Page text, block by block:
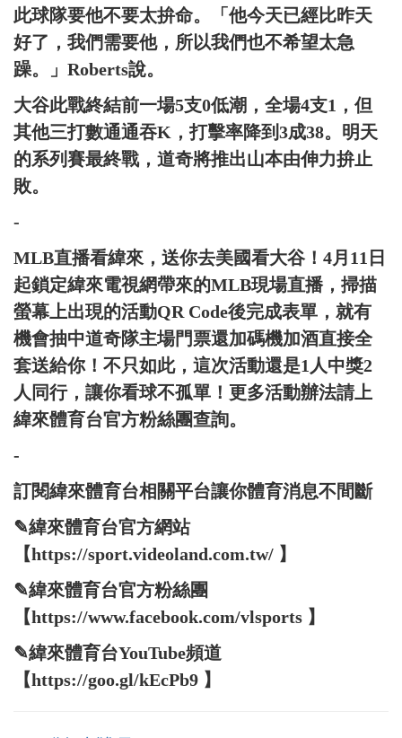
此球隊要他不要太拚命。「他今天已經比昨天
好了，我們需要他，所以我們也不希望太急
躁。」Roberts說。
大谷此戰終結前一場5支0低潮，全場4支1，但
其他三打數通通吞K，打擊率降到3成38。明天
的系列賽最終戰，道奇將推出山本由伸力拚止
敗。
-
MLB直播看緯來，送你去美國看大谷！4月11日
起鎖定緯來電視網帶來的MLB現場直播，掃描
螢幕上出現的活動QR Code後完成表單，就有
機會抽中道奇隊主場門票還加碼機加酒直接全
套送給你！不只如此，這次活動還是1人中獎2
人同行，讓你看球不孤單！更多活動辦法請上
緯來體育台官方粉絲團查詢。
-
訂閱緯來體育台相關平台讓你體育消息不間斷
✎緯來體育台官方網站
【https://sport.videoland.com.tw/ 】
✎緯來體育台官方粉絲團
【https://www.facebook.com/vlsports 】
✎緯來體育台YouTube頻道
【https://goo.gl/kEcPb9 】